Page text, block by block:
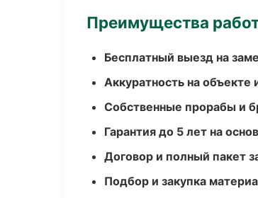
Преимущества
Бесплатный выезд на
Аккуратность на объекте
Собственные прорабы и
Гарантия до 5 лет на
Договор и полный пакет
Подбор и закупка